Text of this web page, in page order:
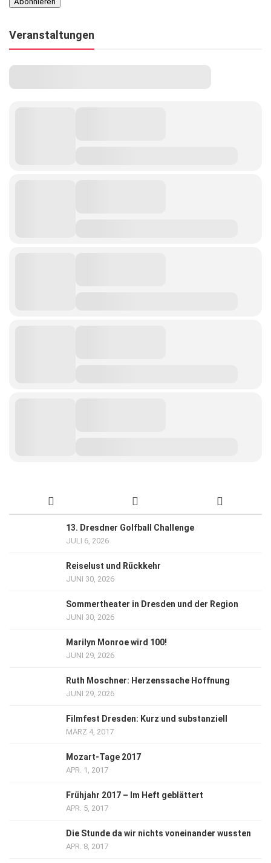
Veranstaltungen
13. Dresdner Golfball Challenge
JULI 6, 2026
Reiselust und Rückkehr
JUNI 30, 2026
Sommertheater in Dresden und der Region
JUNI 30, 2026
Marilyn Monroe wird 100!
JUNI 29, 2026
Ruth Moschner: Herzenssache Hoffnung
JUNI 29, 2026
Filmfest Dresden: Kurz und substanziell
MÄRZ 4, 2017
Mozart-Tage 2017
APR. 1, 2017
Frühjahr 2017 – Im Heft geblättert
APR. 5, 2017
Die Stunde da wir nichts voneinander wussten
APR. 8, 2017